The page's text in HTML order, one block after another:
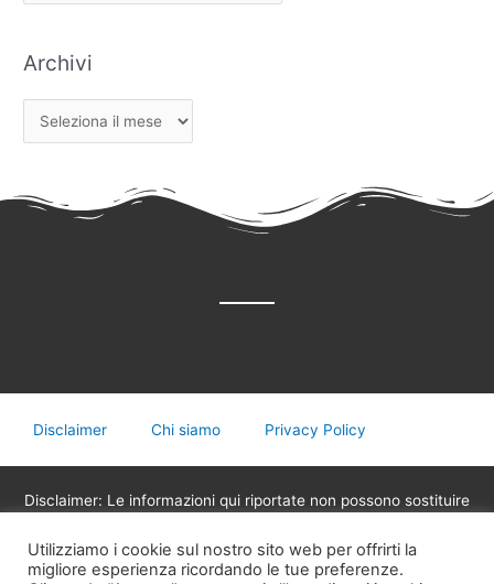
Archivi
Disclaimer Chi siamo Privacy Policy
Disclaimer: Le informazioni qui riportate non possono sostituire
legalmente abilitati alla professione, non devono essere
utilizzate per assumere decisioni riguardanti la propria salute,
Utilizziamo i cookie sul nostro sito web per offrirti la
migliore esperienza ricordando le tue preferenze.